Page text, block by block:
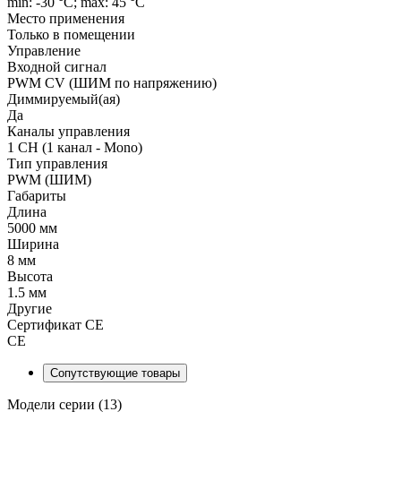
Место применения
Только в помещении
Управление
Входной сигнал
PWM СV (ШИМ по напряжению)
Диммируемый(ая)
Да
Каналы управления
1 CH (1 канал - Mono)
Тип управления
PWM (ШИМ)
Габариты
Длина
5000 мм
Ширина
8 мм
Высота
1.5 мм
Другие
Сертификат CE
CE
Сопутствующие товары
Модели серии (13)